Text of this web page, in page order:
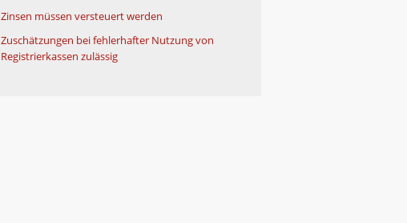
Zinsen müssen versteuert werden
Zuschätzungen bei fehlerhafter Nutzung von
Registrierkassen zulässig